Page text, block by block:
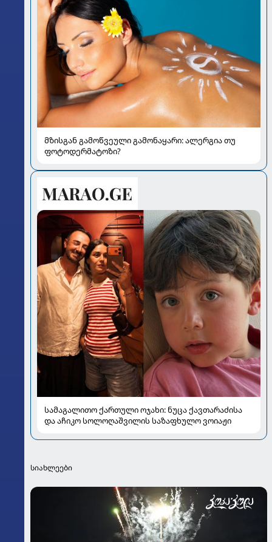
მზისგან გამოწვეული გამონაყარი: ალერგია თუ
ფოტოდერმატოზი?
სამაგალითო ქართული ოჯახი: ნუცა ქავთარაძისა
და აჩიკო სოლოღაშვილის საზაფხულო ვოიაჟი
სიახლეები